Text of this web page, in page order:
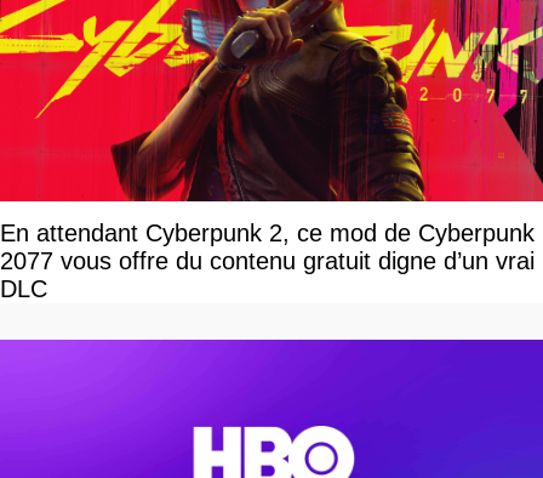
En attendant Cyberpunk 2, ce mod de Cyberpunk
2077 vous offre du contenu gratuit digne d’un vrai
DLC